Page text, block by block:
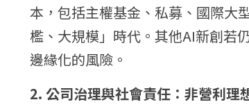
本，包括主權基金、私募、國際大
檻、大規模」時代。其他AI新創若
邊緣化的風險。
2. 公司治理與社會責任：非營利理